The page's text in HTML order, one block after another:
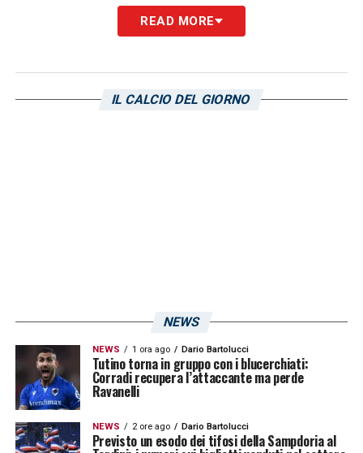
READ MORE
IL CALCIO DEL GIORNO
NEWS
NEWS 1 ora ago Dario Bartolucci
Tutino torna in gruppo con i blucerchiati:
Corradi recupera l’attaccante ma perde
Ravanelli
NEWS 2 ore ago Dario Bartolucci
Previsto un esodo dei tifosi della Sampdoria al